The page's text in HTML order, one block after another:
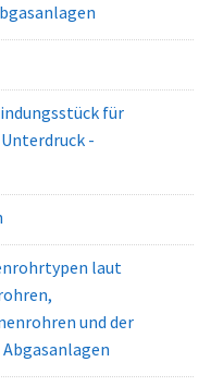
für
-
laut
und der